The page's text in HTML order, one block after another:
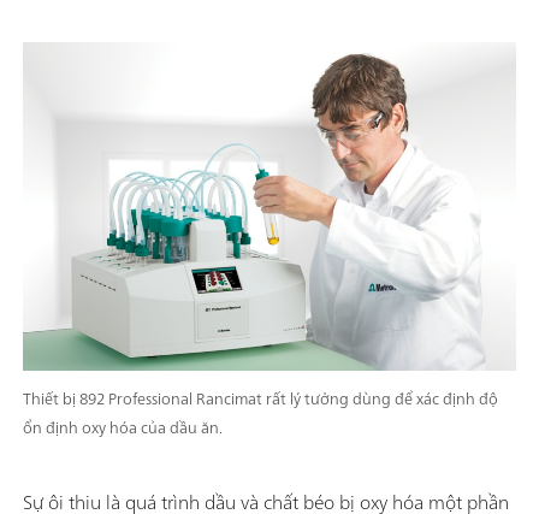
Adapter with 3S technology: Safe handling of chemicals,
transfer of the original reagent data from the
manufacturerMeasuring modes and software options:;
titration: "Basic" function license; Endpoint and equivalence
titration (monotonic/dynamic): "Advanced" function license;
Endpoint and equivalence point titration (monotonic/
with 5-way parallel titration: "Professional" function license;
Thiết bị 892 Professional Rancimat rất lý tưởng dùng để xác định độ
ổn định oxy hóa của dầu ăn.
Sự ôi thiu là quá trình dầu và chất béo bị oxy hóa một phần